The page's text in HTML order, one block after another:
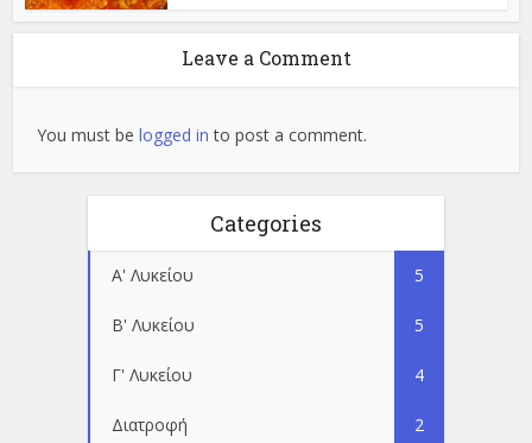
Leave a Comment
You must belogged in to post a comment.
Categories
Α' Λυκείου 5
Β' Λυκείου 5
Γ' Λυκείου 4
Διατροφή 2